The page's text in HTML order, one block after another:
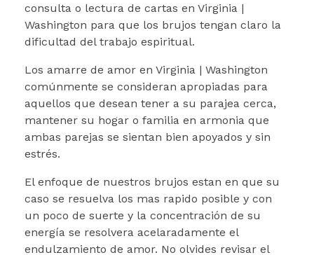
consulta o lectura de cartas en Virginia |
Washington para que los brujos tengan claro la
dificultad del trabajo espiritual.
Los amarre de amor en Virginia | Washington
comúnmente se consideran apropiadas para
aquellos que desean tener a su parajea cerca,
mantener su hogar o familia en armonia que
ambas parejas se sientan bien apoyados y sin
estrés.
El enfoque de nuestros brujos estan en que su
caso se resuelva los mas rapido posible y con
un poco de suerte y la concentración de su
energía se resolvera acelaradamente el
endulzamiento de amor. No olvides revisar el